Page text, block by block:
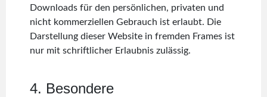
Downloads für den persönlichen, privaten und
nicht kommerziellen Gebrauch ist erlaubt. Die
Darstellung dieser Website in fremden Frames ist
nur mit schriftlicher Erlaubnis zulässig.
4. Besondere